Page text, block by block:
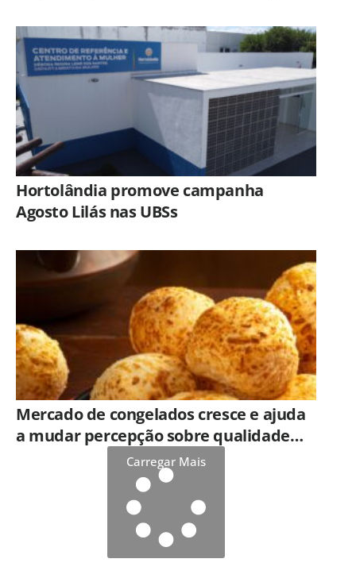
especializado
Hortolândia promove campanha
Agosto Lilás nas UBSs
Mercado de congelados cresce e ajuda
a mudar percepção sobre qualidade
dos alimentos prontos
Carregar Mais